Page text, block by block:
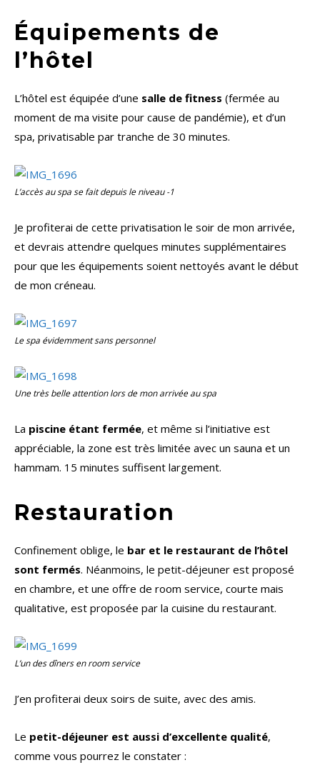
Équipements de
l’hôtel
L’hôtel est équipée d’une salle de fitness (fermée au
moment de ma visite pour cause de pandémie), et d’un
spa, privatisable par tranche de 30 minutes.
L’accès au spa se fait depuis le niveau -1
Je profiterai de cette privatisation le soir de mon arrivée,
et devrais attendre quelques minutes supplémentaires
pour que les équipements soient nettoyés avant le début
de mon créneau.
Le spa évidemment sans personnel
Une très belle attention lors de mon arrivée au spa
La piscine étant fermée, et même si l’initiative est
appréciable, la zone est très limitée avec un sauna et un
hammam. 15 minutes suffisent largement.
Restauration
Confinement oblige, le bar et le restaurant de l’hôtel
sont fermés. Néanmoins, le petit-déjeuner est proposé
en chambre, et une offre de room service, courte mais
qualitative, est proposée par la cuisine du restaurant.
L’un des dîners en room service
J’en profiterai deux soirs de suite, avec des amis.
Le petit-déjeuner est aussi d’excellente qualité,
comme vous pourrez le constater :